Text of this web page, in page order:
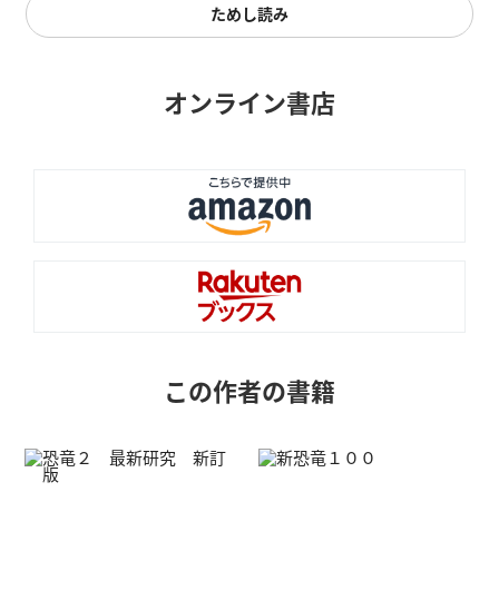
ためし読み
オンライン書店
この作者の書籍